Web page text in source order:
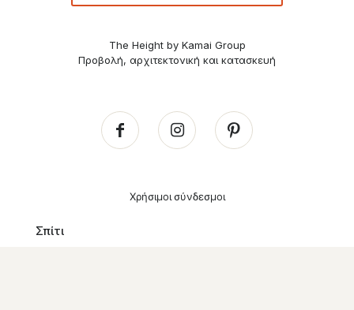
The Height by Kamai Group
Προβολή, αρχιτεκτονική και κατασκευή
Χρήσιμοι σύνδεσμοι
Σπίτι